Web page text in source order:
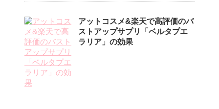
アットコスメ&楽天で高評価のバ
ストアップサプリ「ベルタプエ
ラリア」の効果